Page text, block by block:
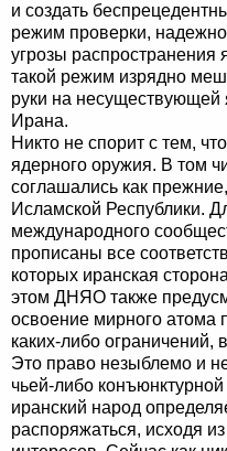
и создать
режим проверки,
угрозы
такой режим изрядно
руки на несуществующей
Ирана.
Никто не спорит с тем,
ядерного оружия. В том
соглашались как
Исламской Республики.
международного
прописаны все
которых иранская
этом ДНЯО также
освоение мирного
каких-либо ограничений,
Это право незыблемо и
чьей-либо
иранский народ
распоряжаться, исходя